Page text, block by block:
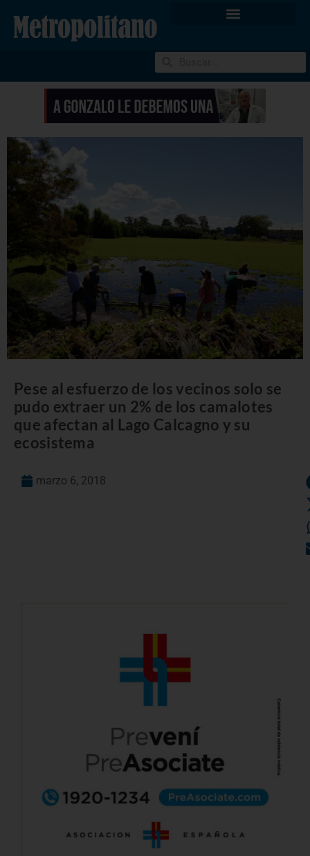
Pese al esfuerzo de los vecinos solo se
pudo extraer un 2% de los camalotes
que afectan al Lago Calcagno y su
ecosistema
marzo 6, 2018